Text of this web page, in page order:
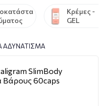
Κρέμες -
GEL
ΑΔΥΝΆΤΙΣΜΑ
SlimBody
Βάρους 60caps